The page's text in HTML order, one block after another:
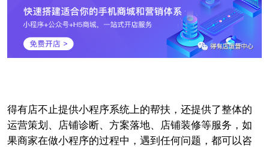
得有店不止提供小程序系统上的帮扶，还提供了整体的
运营策划、店铺诊断、方案落地、店铺装修等服务，如
果商家在做小程序的过程中，遇到任何问题，都可以咨